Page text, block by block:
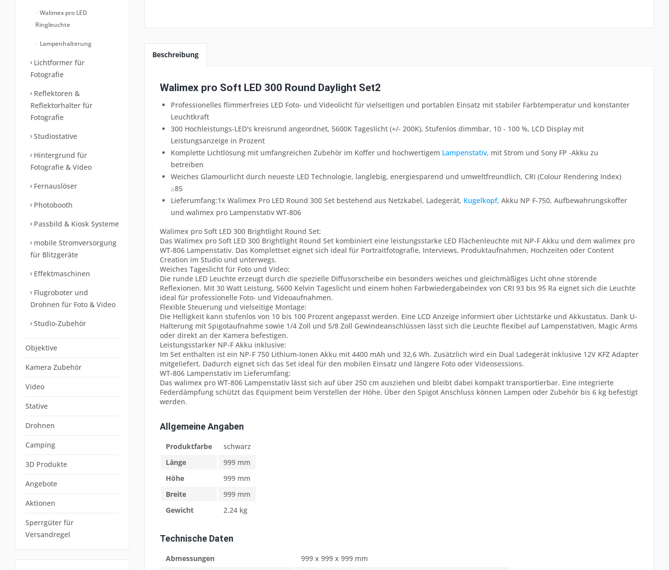
Walimex pro LED
Ringleuchte
Lampenhalterung
Lichtformer für
Fotografie
Reflektoren &
Reflektorhalter für
Fotografie
Studiostative
Hintergrund für
Fotografie & Video
Fernauslöser
Photobooth
Passbild & Kiosk Systeme
mobile Stromversorgung
für Blitzgeräte
Effektmaschinen
Flugroboter und
Drohnen für Foto & Video
Studio-Zubehör
Objektive
Kamera Zubehör
Video
Stative
Drohnen
Camping
3D Produkte
Angebote
Aktionen
Sperrgüter für
Versandregel
Beschreibung
Walimex pro Soft LED 300 Round Daylight Set2
Professionelles flimmerfreies LED Foto- und Videolicht für vielseitigen und portablen Einsatz mit stabiler Farbtemperatur und konstanter
Leuchtkraft
300 Hochleistungs-LED's kreisrund angeordnet, 5600K Tageslicht (+/- 200K), Stufenlos dimmbar, 10 - 100 %, LCD Display mit
Leistungsanzeige in Prozent
Komplette Lichtlösung mit umfangreichen Zubehör im Koffer und hochwertigem Lampenstativ, mit Strom und Sony FP -Akku zu
betreiben
Weiches Glamourlicht durch neueste LED Technologie, langlebig, energiesparend und umweltfreundlich, CRI (Colour Rendering Index)
≥85
Lieferumfang:1x Walimex Pro LED Round 300 Set bestehend aus Netzkabel, Ladegerät, Kugelkopf, Akku NP F-750, Aufbewahrungskoffer
und walimex pro Lampenstativ WT-806
Walimex pro Soft LED 300 Brightlight Round Set:
Das Walimex pro Soft LED 300 Brightlight Round Set kombiniert eine leistungsstarke LED Flächenleuchte mit NP-F Akku und dem walimex pro
WT-806 Lampenstativ. Das Komplettset eignet sich ideal für Portraitfotografie, Interviews, Produktaufnahmen, Hochzeiten oder Content
Creation im Studio und unterwegs.
Weiches Tageslicht für Foto und Video:
Die runde LED Leuchte erzeugt durch die spezielle Diffusorscheibe ein besonders weiches und gleichmäßiges Licht ohne störende
Reflexionen. Mit 30 Watt Leistung, 5600 Kelvin Tageslicht und einem hohen Farbwiedergabeindex von CRI 93 bis 95 Ra eignet sich die Leuchte
ideal für professionelle Foto- und Videoaufnahmen.
Flexible Steuerung und vielseitige Montage:
Die Helligkeit kann stufenlos von 10 bis 100 Prozent angepasst werden. Eine LCD Anzeige informiert über Lichtstärke und Akkustatus. Dank U-
Halterung mit Spigotaufnahme sowie 1/4 Zoll und 5/8 Zoll Gewindeanschlüssen lässt sich die Leuchte flexibel auf Lampenstativen, Magic Arms
oder direkt an der Kamera befestigen.
Leistungsstarker NP-F Akku inklusive:
Im Set enthalten ist ein NP-F 750 Lithium-Ionen Akku mit 4400 mAh und 32,6 Wh. Zusätzlich wird ein Dual Ladegerät inklusive 12V KFZ Adapter
mitgeliefert. Dadurch eignet sich das Set ideal für den mobilen Einsatz und längere Foto oder Videosessions.
WT-806 Lampenstativ im Lieferumfang:
Das walimex pro WT-806 Lampenstativ lässt sich auf über 250 cm ausziehen und bleibt dabei kompakt transportierbar. Eine integrierte
Federdämpfung schützt das Equipment beim Verstellen der Höhe. Über den Spigot Anschluss können Lampen oder Zubehör bis 6 kg befestigt
werden.
Allgemeine Angaben
Produktfarbe
schwarz
Länge
999 mm
Höhe
999 mm
Breite
999 mm
Gewicht
2.24 kg
Technische Daten
Abmessungen
999 x 999 x 999 mm